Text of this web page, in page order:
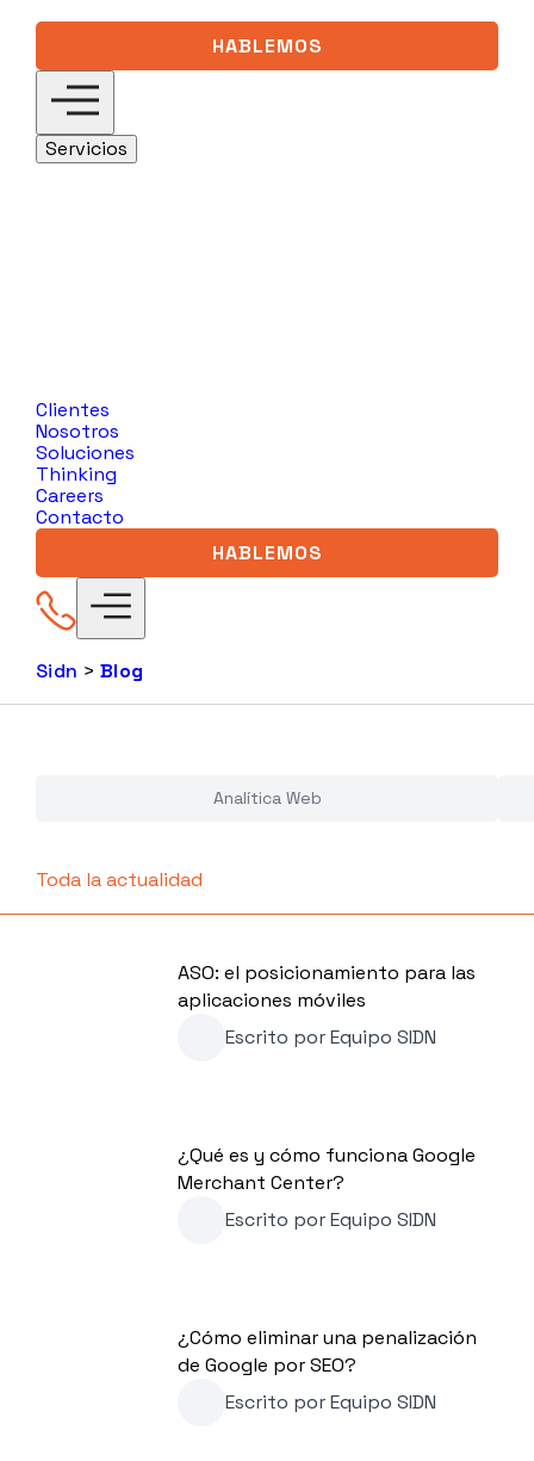
HABLEMOS
Servicios
Clientes
Nosotros
Soluciones
Thinking
Careers
Contacto
HABLEMOS
Sidn > Blog
Analítica Web
Toda la actualidad
ASO: el posicionamiento para las
aplicaciones móviles
Escrito porEquipo SIDN
¿Qué es y cómo funciona Google
Merchant Center?
Escrito porEquipo SIDN
¿Cómo eliminar una penalización
de Google por SEO?
Escrito porEquipo SIDN